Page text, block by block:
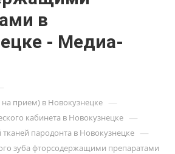
в
- Медиа-
прием) в Новокузнецке —
кабинета в Новокузнецке —
пародонта в Новокузнецке —
зуба фторсодержащими препаратами